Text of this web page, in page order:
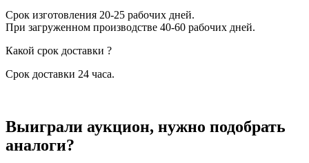
Срок изготовления 20-25 рабочих дней.
При загруженном производстве 40-60 рабочих дней.
Какой срок доставки ?
Срок доставки 24 часа.
Выиграли аукцион, нужно подобрать
аналоги?